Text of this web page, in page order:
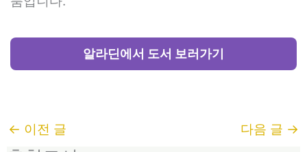
알라딘에서 도서 보러가기
← 이전 글 다음 글 →